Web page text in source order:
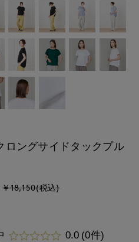
ロングサイドタックプル
￥18,150(税込)
0.0 (0件)